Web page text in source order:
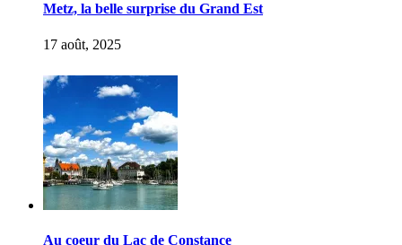
Metz, la belle surprise du Grand Est
17 août, 2025
Au coeur du Lac de Constance